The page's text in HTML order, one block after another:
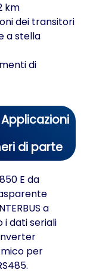
km
dei transitori
a stella
di
Applicazioni
di parte
E da
a
dati seriali
per